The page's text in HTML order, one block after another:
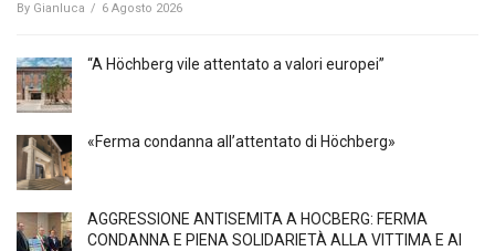
By Gianluca / 6 Agosto 2026
“A Höchberg vile attentato a valori europei”
«Ferma condanna all’attentato di Höchberg»
AGGRESSIONE ANTISEMITA A HÖCBERG: FERMA
CONDANNA E PIENA SOLIDARIETÀ ALLA VITTIMA E AI